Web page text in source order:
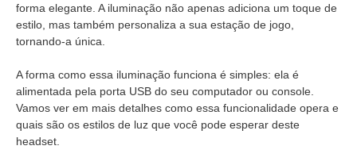
forma elegante. A iluminação não apenas adiciona um toque de
estilo, mas também personaliza a sua estação de jogo,
tornando-a única.
A forma como essa iluminação funciona é simples: ela é
alimentada pela porta USB do seu computador ou console.
Vamos ver em mais detalhes como essa funcionalidade opera e
quais são os estilos de luz que você pode esperar deste
headset.